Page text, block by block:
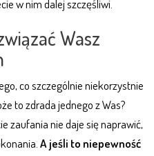
w nim dalej szczęśliwi.
Wasz
co szczególnie niekorzystnie
to zdrada jednego z Was?
zaufania nie daje się naprawić,
A jeśli to niepewność